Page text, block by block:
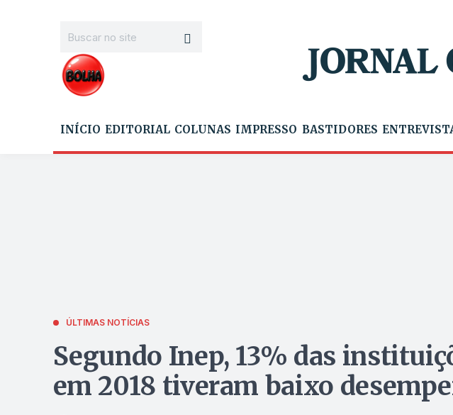
INÍCIO EDITORIAL COLUNAS IMPRESSO BASTIDORES
ÚLTIMAS NOTÍCIAS
Segundo Inep, 13% das
em 2018 tiveram baixo